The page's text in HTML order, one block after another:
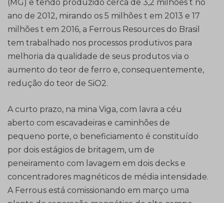
(MG) e tendo produzido cerca de 3,2 milhões t no
ano de 2012, mirando os 5 milhões t em 2013 e 17
milhões t em 2016, a Ferrous Resources do Brasil
tem trabalhado nos processos produtivos para
melhoria da qualidade de seus produtos via o
aumento do teor de ferro e, consequentemente,
redução do teor de SiO2.
A curto prazo, na mina Viga, com lavra a céu
aberto com escavadeiras e caminhões de
pequeno porte, o beneficiamento é constituído
por dois estágios de britagem, um de
peneiramento com lavagem em dois decks e
concentradores magnéticos de média intensidade.
A Ferrous está comissionando em março uma